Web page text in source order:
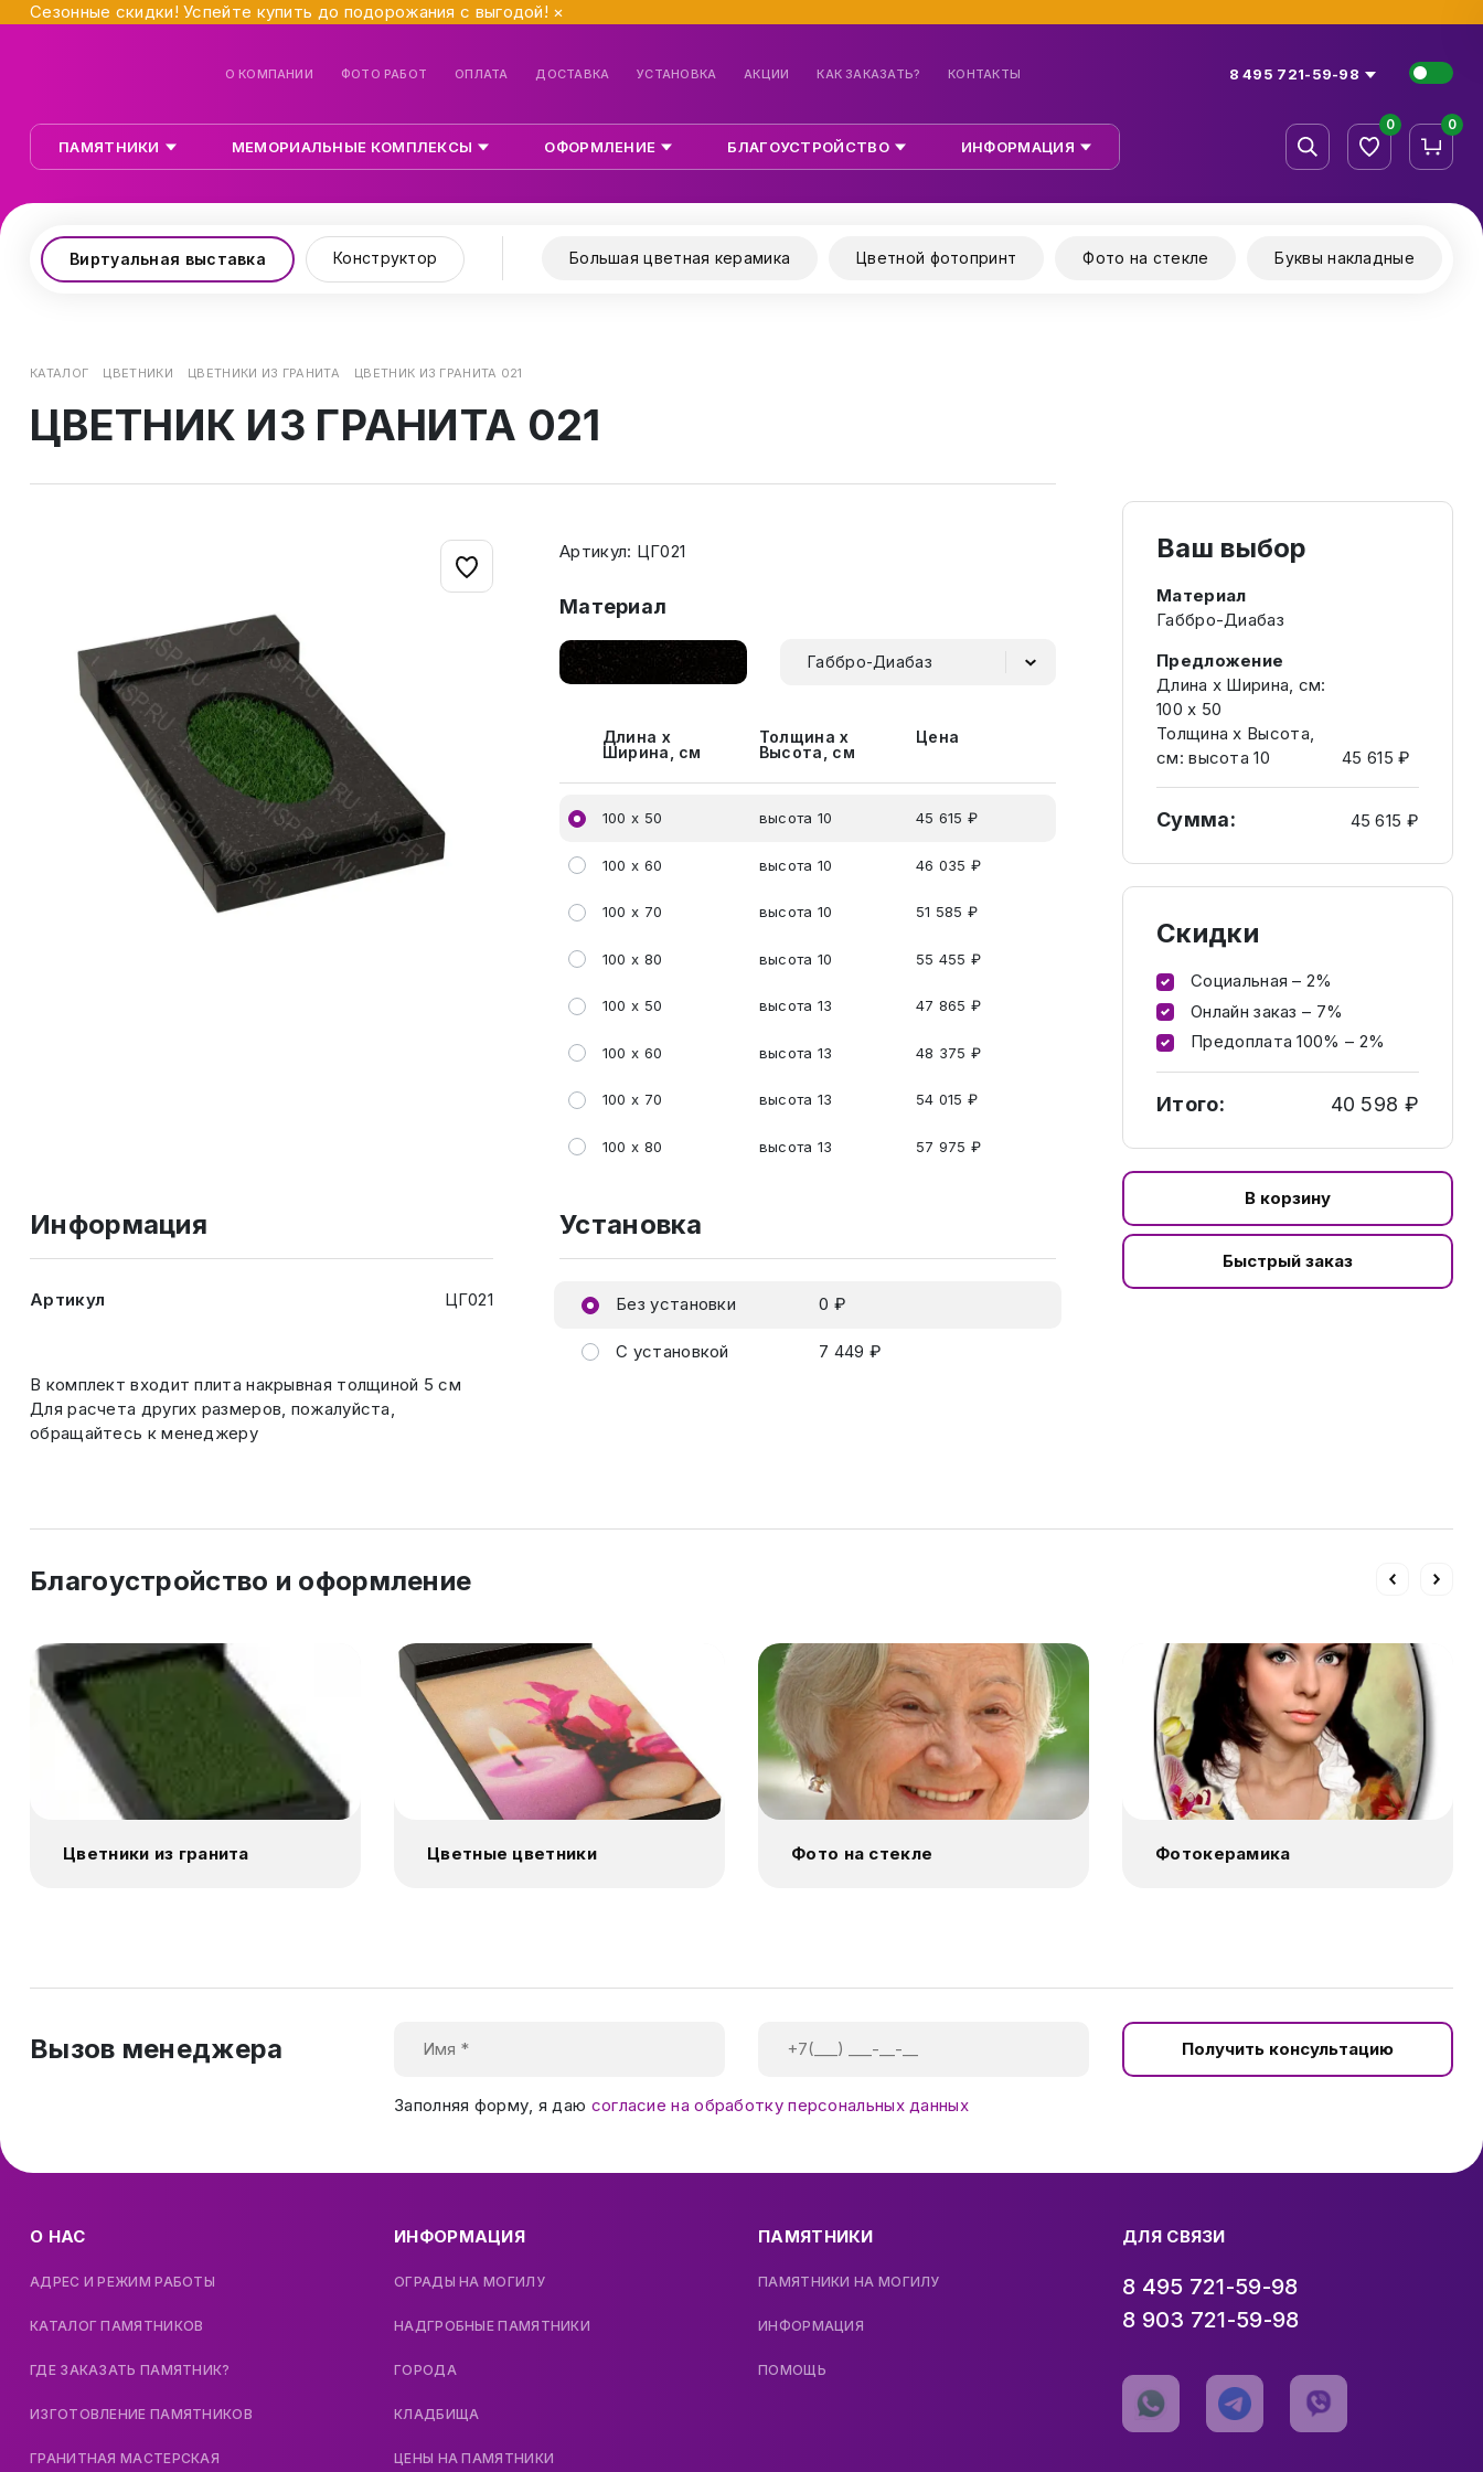
Сезонные скидки! Успейте купить до подорожания с выгодой! ×
О КОМПАНИИ ФОТО РАБОТ ОПЛАТА ДОСТАВКА УСТАНОВКА АКЦИИ КАК ЗАКАЗАТЬ? КОНТАКТЫ 8 495 721-59-98
ПАМЯТНИКИ МЕМОРИАЛЬНЫЕ КОМПЛЕКСЫ ОФОРМЛЕНИЕ БЛАГОУСТРОЙСТВО ИНФОРМАЦИЯ
0 0
Виртуальная выставка Конструктор Большая цветная керамика Цветной фотопринт Фото на стекле Буквы накладные
КАТАЛОГ ЦВЕТНИКИ ЦВЕТНИКИ ИЗ ГРАНИТА ЦВЕТНИК ИЗ ГРАНИТА 021
ЦВЕТНИК ИЗ ГРАНИТА 021
Артикул: ЦГ021
Материал
Габбро-Диабаз
Длина х
Ширина, см
Толщина х
Высота, см
Цена
100 х 50 высота 10 45 615 ₽
100 х 60 высота 10 46 035 ₽
100 х 70 высота 10 51 585 ₽
100 х 80 высота 10 55 455 ₽
100 х 50 высота 13 47 865 ₽
100 х 60 высота 13 48 375 ₽
100 х 70 высота 13 54 015 ₽
100 х 80 высота 13 57 975 ₽
Информация
Артикул ЦГ021
В комплект входит плита накрывная толщиной 5 см
Для расчета других размеров, пожалуйста,
обращайтесь к менеджеру
Установка
Без установки 0 ₽
С установкой 7 449 ₽
Ваш выбор
Материал
Габбро-Диабаз
Предложение
Длина х Ширина, см:
100 х 50
Толщина х Высота,
см: высота 10
45 615 ₽
Сумма: 45 615 ₽
Скидки
Социальная – 2%
Онлайн заказ – 7%
Предоплата 100% – 2%
Итого: 40 598 ₽
В корзину
Быстрый заказ
Благоустройство и оформление
Цветники из гранита Цветные цветники Фото на стекле Фотокерамика
Вызов менеджера Получить консультацию
Заполняя форму, я даю согласие на обработку персональных данных
О НАС
АДРЕС И РЕЖИМ РАБОТЫ
КАТАЛОГ ПАМЯТНИКОВ
ГДЕ ЗАКАЗАТЬ ПАМЯТНИК?
ИЗГОТОВЛЕНИЕ ПАМЯТНИКОВ
ГРАНИТНАЯ МАСТЕРСКАЯ
ИНФОРМАЦИЯ
ОГРАДЫ НА МОГИЛУ
НАДГРОБНЫЕ ПАМЯТНИКИ
ГОРОДА
КЛАДБИЩА
ЦЕНЫ НА ПАМЯТНИКИ
ПАМЯТНИКИ
ПАМЯТНИКИ НА МОГИЛУ
ИНФОРМАЦИЯ
ПОМОЩЬ
ДЛЯ СВЯЗИ
8 495 721-59-98
8 903 721-59-98